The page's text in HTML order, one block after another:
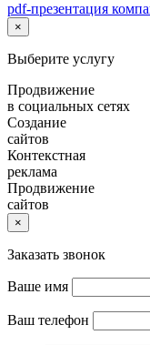
pdf-презентация
×
Выберите услугу
Продвижение
в социальных сетях
Создание
сайтов
Контекстная
реклама
Продвижение
сайтов
×
Заказать звонок
Ваше имя
Ваш телефон